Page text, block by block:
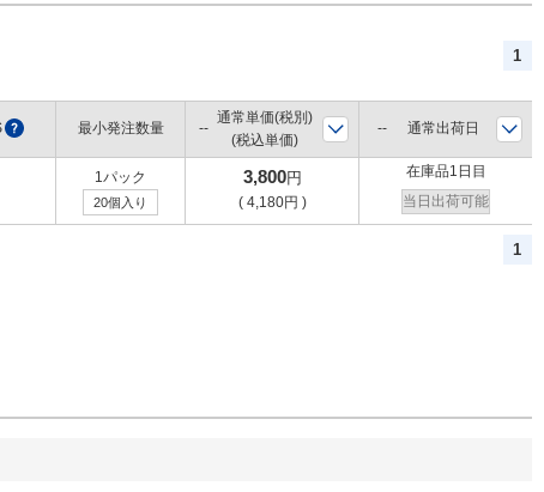
1
? 最小発注数量
1パック
20個入り
通常単価(税別)
(税込単価)
通常出荷日
3,800円
( 4,180円 )
在庫品1日目
当日出荷可能
1